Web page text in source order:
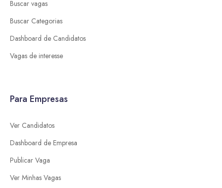
Buscar vagas
Buscar Categorias
Dashboard de Candidatos
Vagas de interesse
Para Empresas
Ver Candidatos
Dashboard de Empresa
Publicar Vaga
Ver Minhas Vagas